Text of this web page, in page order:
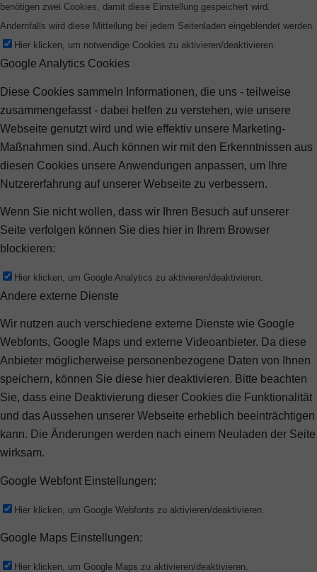
benötigen zwei Cookies, damit diese Einstellung gespeichert wird.
Andernfalls wird diese Mitteilung bei jedem Seitenladen eingeblendet werden.
Hier klicken, um notwendige Cookies zu aktivieren/deaktivieren.
Google Analytics Cookies
Diese Cookies sammeln Informationen, die uns - teilweise
zusammengefasst - dabei helfen zu verstehen, wie unsere
Webseite genutzt wird und wie effektiv unsere Marketing-
Maßnahmen sind. Auch können wir mit den Erkenntnissen aus
diesen Cookies unsere Anwendungen anpassen, um Ihre
Nutzererfahrung auf unserer Webseite zu verbessern.
Wenn Sie nicht wollen, dass wir Ihren Besuch auf unserer
Seite verfolgen können Sie dies hier in Ihrem Browser
blockieren:
Hier klicken, um Google Analytics zu aktivieren/deaktivieren.
Andere externe Dienste
Wir nutzen auch verschiedene externe Dienste wie Google
Webfonts, Google Maps und externe Videoanbieter. Da diese
Anbieter möglicherweise personenbezogene Daten von Ihnen
speichern, können Sie diese hier deaktivieren. Bitte beachten
Sie, dass eine Deaktivierung dieser Cookies die Funktionalität
und das Aussehen unserer Webseite erheblich beeinträchtigen
kann. Die Änderungen werden nach einem Neuladen der Seite
wirksam.
Google Webfont Einstellungen:
Hier klicken, um Google Webfonts zu aktivieren/deaktivieren.
Google Maps Einstellungen:
Hier klicken, um Google Maps zu aktivieren/deaktivieren.